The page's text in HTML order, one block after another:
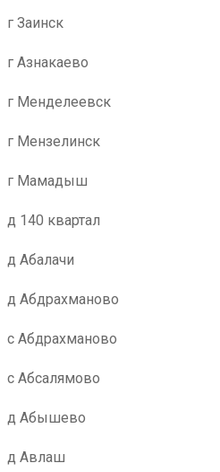
г Заинск
г Азнакаево
г Менделеевск
г Мензелинск
г Мамадыш
д 140 квартал
д Абалачи
д Абдрахманово
с Абдрахманово
с Абсалямово
д Абышево
д Авлаш